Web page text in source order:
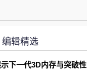
编辑精选
下一代3D内存与突破性